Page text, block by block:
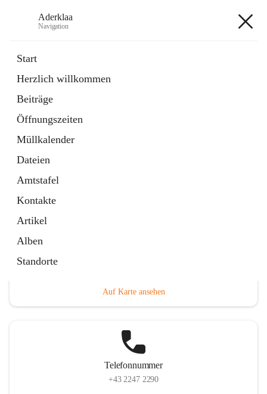
Aderklaa
Navigation
Start
Herzlich willkommen
Beiträge
Öffnungszeiten
Müllkalender
Dateien
Amtstafel
Kontakte
Artikel
Alben
Standorte
6 Schnellzugriffe
Gemeinde
3 Schnellzugriffe
Auf Karte ansehen
Telefonnummer
+43 2247 2290